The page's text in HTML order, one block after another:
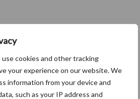
use cookies and other tracking
your experience on our website. We
information from your device and
such as your IP address and
Huisvesting